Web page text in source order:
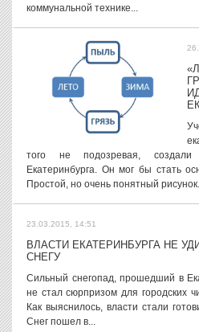
коммунальной технике...
того не подозревая,
Екатеринбурга. Он мог бы стать
Простой, но очень понятный
23.03.2015, 14:51
ВЛАСТИ ЕКАТЕРИНБУРГА НЕ
СНЕГУ
Сильный снегопад, прошедший в
не стал сюрпризом для городских
Как выяснилось, власти стали
Снег пошел в...